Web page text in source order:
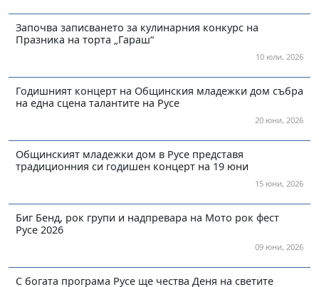
Започва записването за кулинарния конкурс на
Празника на торта „Гараш“
10 юли, 2026
Годишният концерт на Общинския младежки дом събра
на една сцена талантите на Русе
20 юни, 2026
Общинският младежки дом в Русе представя
традиционния си годишен концерт на 19 юни
15 юни, 2026
Биг Бенд, рок групи и надпревара на Мото рок фест
Русе 2026
09 юни, 2026
С богата програма Русе ще чества Деня на светите